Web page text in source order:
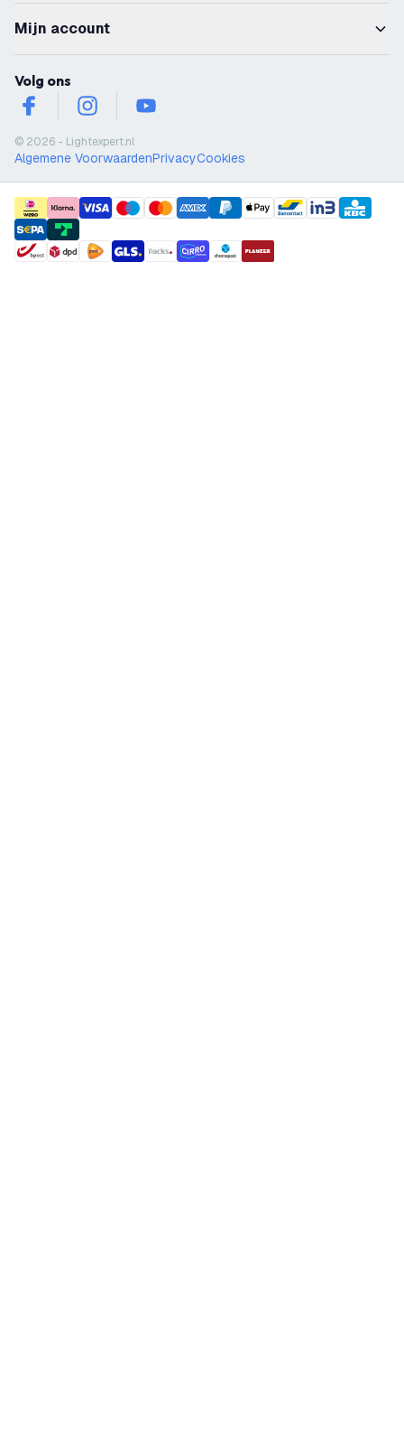
Mijn account
Volg ons
facebookinstagramyoutube
© 2026 - Lightexpert.nl
Algemene VoorwaardenPrivacyCookies
payment methods
shipment methods